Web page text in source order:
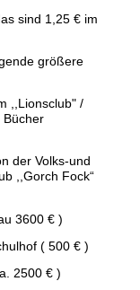
sind 1,25 € im
größere
,,Lionsclub" /
Bücher
der Volks-und
,,Gorch Fock“
3600 € )
( 500 € )
2500 € )